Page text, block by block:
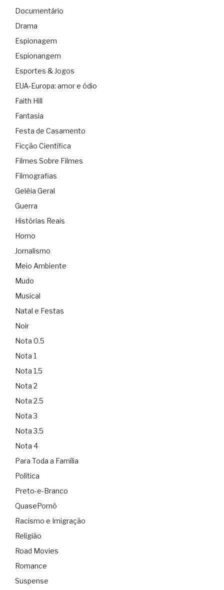
Documentário
Drama
Espionagem
Espionangem
Esportes & Jogos
EUA-Europa: amor e ódio
Faith Hill
Fantasia
Festa de Casamento
Ficção Científica
Filmes Sobre Filmes
Filmografias
Geléia Geral
Guerra
Histórias Reais
Homo
Jornalismo
Meio Ambiente
Mudo
Musical
Natal e Festas
Noir
Nota 0.5
Nota 1
Nota 1.5
Nota 2
Nota 2.5
Nota 3
Nota 3.5
Nota 4
Para Toda a Família
Política
Preto-e-Branco
QuasePornô
Racismo e Imigração
Religião
Road Movies
Romance
Suspense